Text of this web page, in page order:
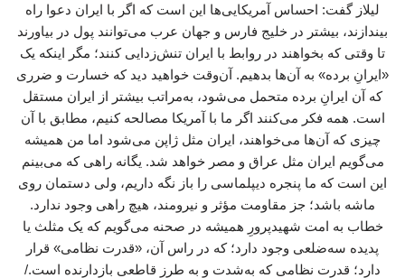
لیلاز گفت: احساس آمریکایی‌ها این است که اگر با ایران دعوا راه
بیندازند، بیشتر در خلیج فارس و جهان عرب می‌توانند پول در بیاورند
تا وقتی که بخواهند در روابط با ایران تنش‌زدایی کنند؛ مگر اینکه یک
«ایرانِ برده» به آن‌ها بدهیم. آن‌وقت خواهید دید که خسارت و ضرری
که آن ایرانِ برده متحمل می‌شود، به‌مراتب بیشتر از ایران مستقل
است. همه فکر می‌کنند اگر ما با آمریکا مصالحه کنیم، مطابق با آن
چیزی که آن‌ها می‌خواهند، ایران مثل ژاپن می‌شود اما من همیشه
می‌گویم ایران مثل عراق و مصر خواهد شد. یگانه راهی که می‌بینم
این است که ما پنجره دیپلماسی را باز نگه داریم، ولی دستمان روی
ماشه باشد؛ جز مقاومت مؤثر و نیرومند، هیچ راهی وجود ندارد.
خطاب به امت شهیدپرورِ همیشه در صحنه می‌گویم که یک مثلث یا
پدیده‌ سه‌ضلعی وجود دارد؛ که در راس آن، «قدرت نظامی» قرار
دارد؛ قدرت نظامی‌ که به‌شدت و به‌ طرز قاطعی بازدارنده است./